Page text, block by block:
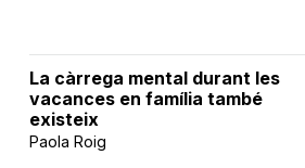
La càrrega mental durant les
vacances en família també
existeix
Paola Roig